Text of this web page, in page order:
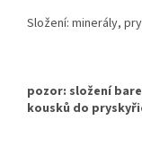
Složení: minerály,
pozor: složení
kousků do